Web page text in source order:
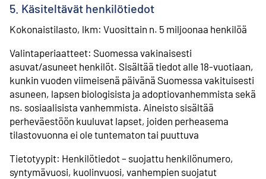
5. Käsiteltävät henkilötiedot
Kokonaistilasto, lkm: Vuosittain n. 5 miljoonaa henkilöä
Valintaperiaatteet: Suomessa vakinaisesti
asuvat/asuneet henkilöt. Sisältää tiedot alle 18-vuotiaan,
kunkin vuoden viimeisenä päivänä Suomessa vakituisesti
asuneen, lapsen biologisista ja adoptiovanhemmista sekä
ns. sosiaalisista vanhemmista. Aineisto sisältää
perheväestöön kuuluvat lapset, joiden perheasema
tilastovuonna ei ole tuntematon tai puuttuva
Tietotyypit: Henkilötiedot – suojattu henkilönumero,
syntymävuosi, kuolinvuosi, vanhempien suojatut